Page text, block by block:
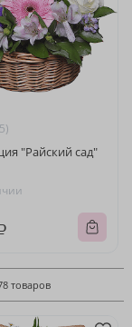
"Райский сад"
товаров